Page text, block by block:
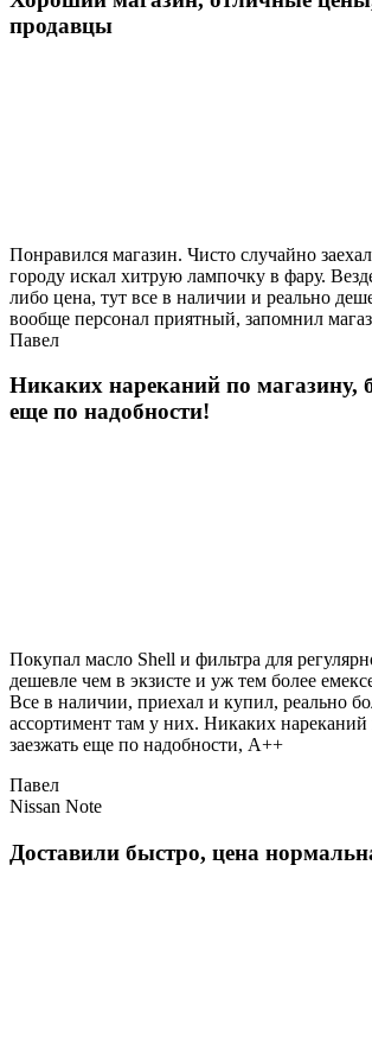
продавцы
Понравился магазин. Чисто случайно
городу искал хитрую лампочку в фару.
либо цена, тут все в наличии и реально
вообще персонал приятный, запомнил магаз
Павел
Никаких нареканий по магазину,
еще по надобности!
Покупал масло Shell и фильтра для
дешевле чем в экзисте и уж тем более
Все в наличии, приехал и купил, реально
ассортимент там у них. Никаких нареканий
заезжать еще по надобности, A++
Павел
Nissan Note
Доставили быстро, цена